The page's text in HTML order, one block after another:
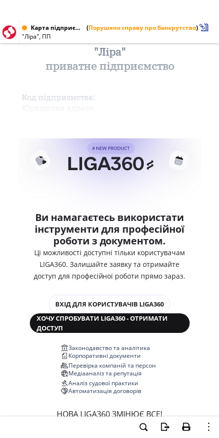
Карта підприємства від 17.04.1997 (Порушено справу про банкрутство)
"Ліра", ПП
"Ліра"
приватне підприємство
Код підприємства:
Ви намагаєтесь використати
інструменти для професійної
роботи з документом.
Ці можливості доступні тільки користувачам
LIGA360. Залишайте заявку та отримайте
доступ для професійної роботи прямо зараз.
ВХІД ДЛЯ КОРИСТУВАЧІВ LIGA360
ХОЧУ СПРОБУВАТИ LIGA360 - ОТРИМАТИ
ДОСТУП
Законодавство та аналітика
Корпоративні документи
Перевірка компаній та персон
Медіааналіз та репутація
Аналіз судової практики
Автоматизація договорів
НОВА LIGA360 ЗМІНЮЄ ВСЕ!